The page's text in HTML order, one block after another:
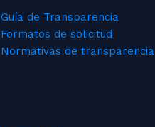
Guía de Transparencia
Formatos de solicitud
Normativas de transparencia